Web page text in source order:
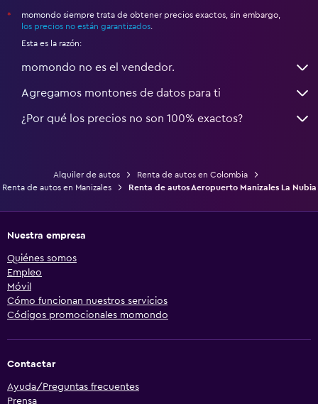
*
momondo siempre trata de obtener precios exactos, sin embargo,
los precios no están garantizados.
Esta es la razón:
momondo no es el vendedor.
Agregamos montones de datos para ti
¿Por qué los precios no son 100% exactos?
Alquiler de autos
Renta de autos en Colombia
Renta de autos en Manizales
Renta de autos Aeropuerto Manizales La Nubia
Nuestra empresa
Quiénes somos
Empleo
Móvil
Cómo funcionan nuestros servicios
Códigos promocionales momondo
Contactar
Ayuda/Preguntas frecuentes
Prensa